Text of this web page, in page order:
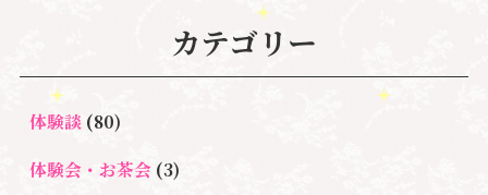
#自分と向き合う #自分軸 #親子のトラウマ
心のよりどころ 新着情報
アセンション
＃エンジェルオラク
ルカード ＃ハイヤーセルフ
ックバスター
カテゴリー
体験談(80)
体験会・お茶会(3)